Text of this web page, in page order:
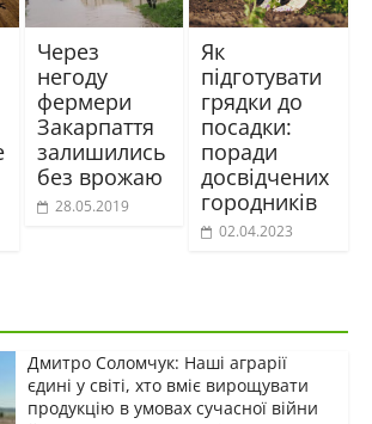
Через
негоду
фермери
Закарпаття
залишились
без врожаю
28.05.2019
Як
підготувати
грядки до
посадки:
поради
досвідчених
городників
02.04.2023
Дмитро Соломчук: Наші аграрії
єдині у світі, хто вміє вирощувати
продукцію в умовах сучасної війни